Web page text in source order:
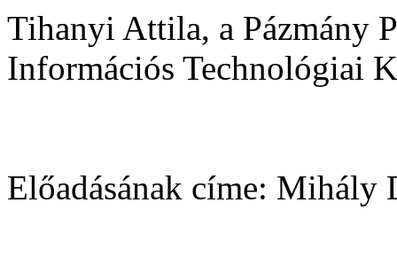
Tihanyi Attila, a Pázmány
Információs Technológiai
Előadásának címe: Mihály